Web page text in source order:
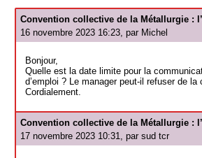
Convention collective de la Métallurgie :
16 novembre 2023 16:23, par Michel
Bonjour,
Quelle est la date limite pour la
d’emploi ? Le manager peut-il refuser de la
Cordialement.
Convention collective de la Métallurgie :
17 novembre 2023 10:31, par sud tcr